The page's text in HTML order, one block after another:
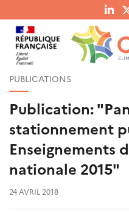
social
links
RECHERCHER UN MOT-CLÉ, UNE
QUE RECHERCHEZ-VOUS ?
PUBLICATIONS
Publication:
stationnement
Enseignements
nationale 2015"
24 AVRIL 2018